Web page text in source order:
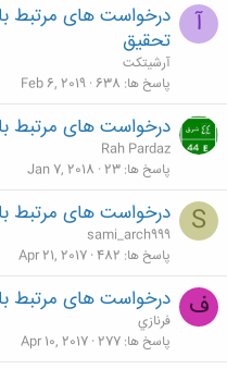
آ
درخواست های مرتبط
تحقیق
آرشیتکت
پاسخ ها 638
Feb 6, 2019
درخواست های مرتبط
Rah Pardaz
پاسخ ها 23
Jan 7, 2018
S درخواست های مرتبط
sami_arch999
پاسخ ها 482
Apr 21, 2017
ف درخواست های مرتبط
فرنازي
پاسخ ها 277
Apr 10, 2017